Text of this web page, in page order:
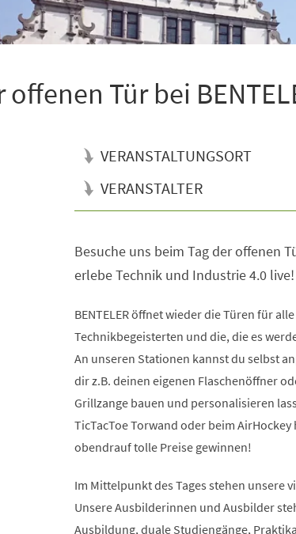
offenen Tür bei
VERANSTALTUNGSORT
VERANSTALTER
Besuche uns beim Tag der offenen
erlebe Technik und Industrie 4.0 live!
BENTELER öffnet wieder die Türen für alle
Technikbegeisterten und die, die es
An unseren Stationen kannst du selbst
dir z.B. deinen eigenen Flaschenöffner
Grillzange bauen und personalisieren
TicTacToe Torwand oder beim AirHockey
obendrauf tolle Preise gewinnen!
Im Mittelpunkt des Tages stehen unsere
Unsere Ausbilderinnen und Ausbilder
Ausbildung, duale Studiengänge,